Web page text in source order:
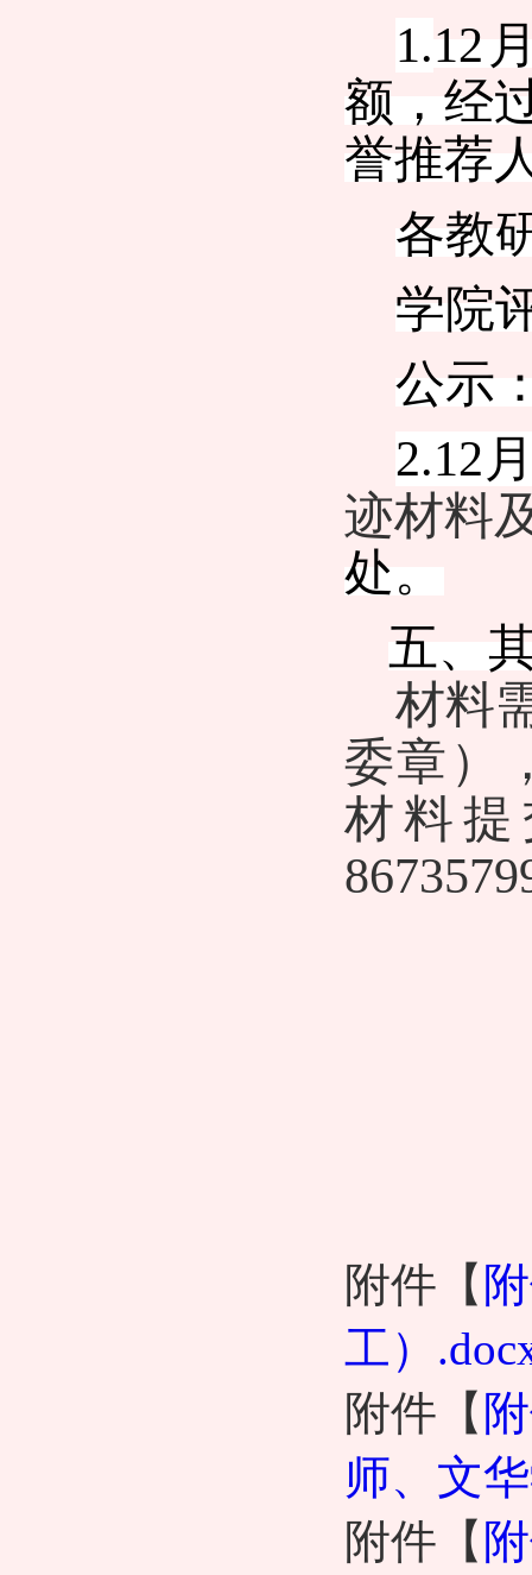
1.12
额，经
誉推荐
各教
学院
公示
2.12
迹材料
处。
五、
材料
委章）
材料
附件【
工）
附件【
师、文
附件【